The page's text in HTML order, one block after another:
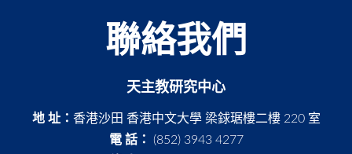
聯絡我們
天主教研究中心
地 址： 香港沙田 香港中文大學 梁銶琚樓二樓 220 室
電 話：
(852) 3943 4277